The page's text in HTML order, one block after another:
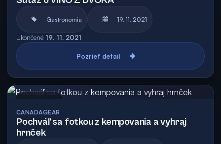
Gastronómia 19. 11. 2021
Ukončené 19. 11. 2021
Pozrieť detail
CANADAGEAR
Pochváľ sa fotkou z kempovania a vyhraj
hrnček